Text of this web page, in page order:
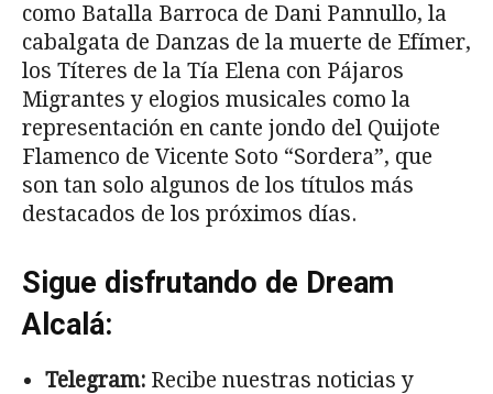
como Batalla Barroca de Dani Pannullo, la
cabalgata de Danzas de la muerte de Efímer,
los Títeres de la Tía Elena con Pájaros
Migrantes y elogios musicales como la
representación en cante jondo del Quijote
Flamenco de Vicente Soto “Sordera”, que
son tan solo algunos de los títulos más
destacados de los próximos días.
Sigue disfrutando de Dream
Alcalá:
Telegram: Recibe nuestras noticias y